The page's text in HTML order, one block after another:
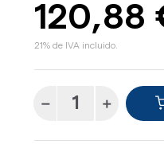
120,88
21% de IVA incluido.